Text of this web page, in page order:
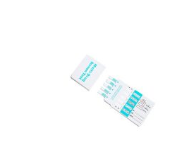
作業場所の衛生管理
作業時につかうもの